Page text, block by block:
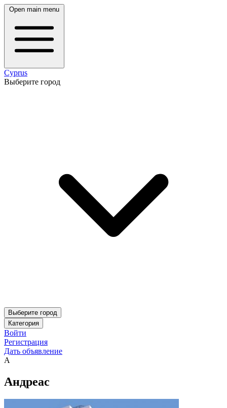
Open main menu
Cyprus
Выберите город
Выберите город
Категория
Войти
Регистрация
Дать объявление
А
Андреас